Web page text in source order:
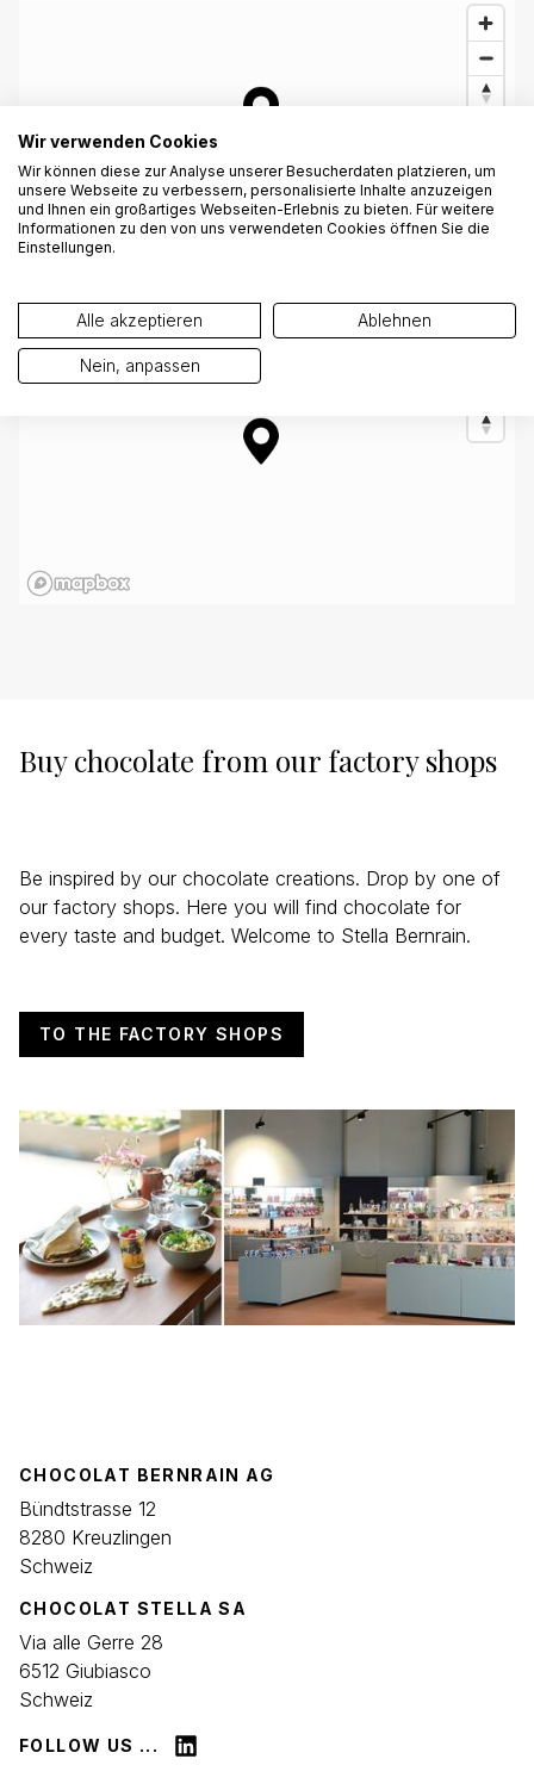
Buy chocolate from our factory shops
Be inspired by our chocolate creations. Drop by one of
our factory shops. Here you will find chocolate for
every taste and budget. Welcome to Stella Bernrain.
TO THE FACTORY SHOPS
CHOCOLAT BERNRAIN AG
Bündtstrasse 12
8280 Kreuzlingen
Schweiz
CHOCOLAT STELLA SA
Via alle Gerre 28
6512 Giubiasco
Schweiz
FOLLOW US ...
Wir verwenden Cookies
Wir können diese zur Analyse unserer Besucherdaten platzieren, um
unsere Webseite zu verbessern, personalisierte Inhalte anzuzeigen
und Ihnen ein großartiges Webseiten-Erlebnis zu bieten. Für weitere
Informationen zu den von uns verwendeten Cookies öffnen Sie die
Einstellungen.
Alle akzeptieren Ablehnen
Nein, anpassen